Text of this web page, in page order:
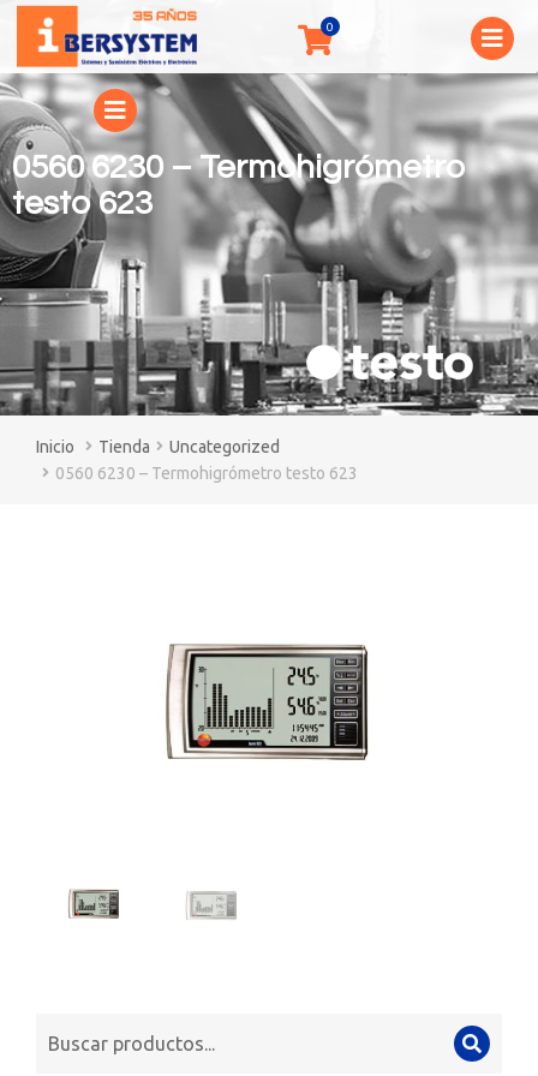
0560 6230 – Termohigrómetro
testo 623
You are here:
Tienda
Uncategorized
0560 6230 – Termohigrómetro testo 623